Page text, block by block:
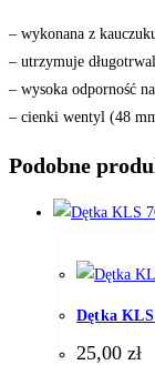
– wykonana z
– utrzymuje
– wysoka odporność
– cienki wentyl (48
Podobne
Dętka
25,00 zł